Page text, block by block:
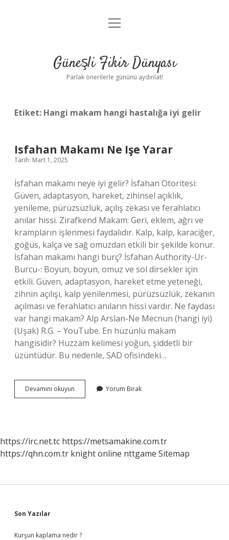
Anasayfa
Yasal Uyarı
menüyü
Güneşli Fikir Dünyası
Parlak önerilerle gününü aydınlat!
Etiket: Hangi makam hangi hastalığa iyi gelir
Isfahan Makamı Ne Işe Yarar
Tarih: Mart 1, 2025
İsfahan makamı neye iyi gelir? İsfahan Otoritesi:
Güven, adaptasyon, hareket, zihinsel açıklık,
yenileme, pürüzsüzlük, açılış zekası ve ferahlatıcı
anılar hissi. Zirafkend Makam: Geri, eklem, ağrı ve
krampların işlenmesi faydalıdır. Kalp, kalp, karaciğer,
göğüs, kalça ve sağ omuzdan etkili bir şekilde konur.
İsfahan makamı hangi burç? İsfahan Authority-Ur-
Burcu-: Boyun, boyun, omuz ve sol dirsekler için
etkili. Güven, adaptasyon, hareket etme yeteneği,
zihnin açılışı, kalp yenilenmesi, pürüzsüzlük, zekanın
açılması ve ferahlatıcı anıların hissi vardır. Ne faydası
var hangi makam? Alp Arslan-Ne Mecnun (hangi iyi)
(Uşak) R.G. – YouTube. En hüzünlü makam
hangisidir? Huzzam kelimesi yoğun, şiddetli bir
üzüntüdür. Bu nedenle, SAD ofisindeki…
Devamını okuyun
Makamı
Yorum Bırak
https://irc.net.tc https://metsamakine.com.tr
https://qhn.com.tr knight online nttgame Sitemap
Sidebar
Son Yazılar
Kurşun kaplama nedir ?